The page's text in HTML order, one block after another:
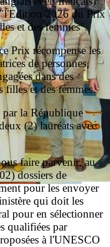
"l'Edition 2026 du Prix
et des femmes".
Prix récompense les
de personnes,
dans des
filles et des femmes.
la République
(2) lauréats avec
faire parvenir, au
dossiers de
pour les envoyer
qui doit les
pour en sélectionner
qualifiées par
à l'UNESCO